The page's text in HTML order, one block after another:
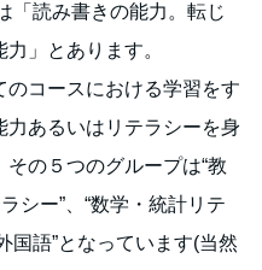
「読み書きの能力。転じ
」とあります。
コースにおける学習をす
力あるいはリテラシーを身
の５つのグループは“教
シー”、“数学・統計リテ
国語”となっています(当然